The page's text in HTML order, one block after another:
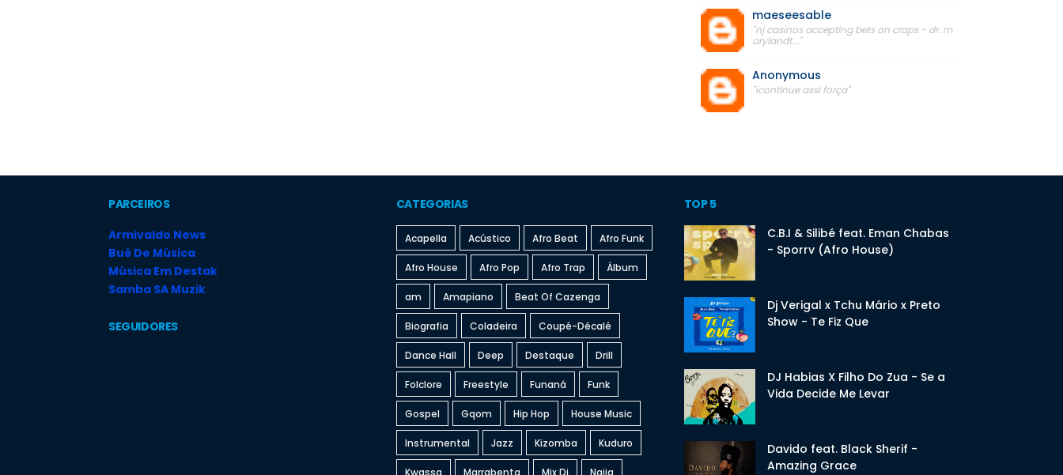
maeseesable
"nj casinos accepting bets on craps - dr. m
arylandt..."
Anonymous
"icontinue assi força"
PARCEIROS
Armivaldo News
Bué De Música
Música Em Destak
Samba SA Muzik
SEGUIDORES
CATEGORIAS
Acapella Acústico Afro Beat Afro Funk
Afro House Afro Pop Afro Trap Álbum
am Amapiano Beat Of Cazenga
Biografia Coladeira Coupé-Décalé
Dance Hall Deep Destaque Drill
Folclore Freestyle Funaná Funk
Gospel Gqom Hip Hop House Music
Instrumental Jazz Kizomba Kuduro
Kwassa Marrabenta Mix Dj Naija
TOP 5
C.B.I & Silibé feat. Eman Chabas
- Sporrv (Afro House)
Dj Verigal x Tchu Mário x Preto
Show - Te Fiz Que
DJ Habias X Filho Do Zua - Se a
Vida Decide Me Levar
Davido feat. Black Sherif -
Amazing Grace